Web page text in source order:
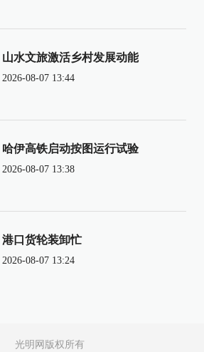
山水文旅激活乡村发展动能
2026-08-07 13:44
哈伊高铁启动按图运行试验
2026-08-07 13:38
港口货轮装卸忙
2026-08-07 13:24
光明网版权所有